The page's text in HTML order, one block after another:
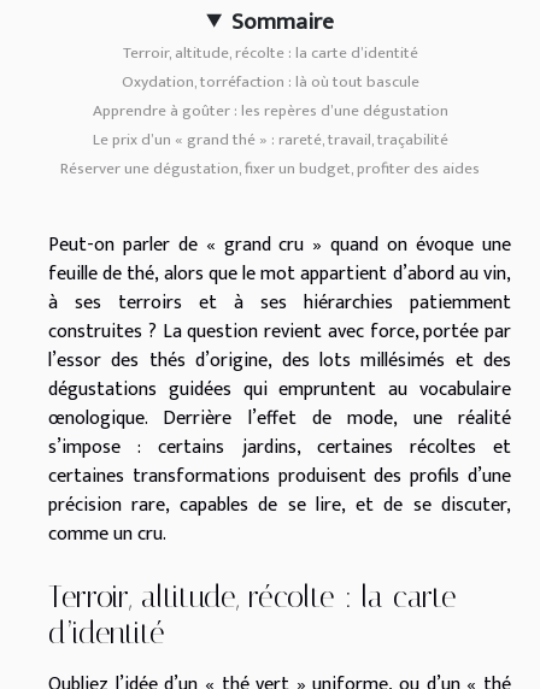
Sommaire
Terroir, altitude, récolte : la carte d’identité
Oxydation, torréfaction : là où tout bascule
Apprendre à goûter : les repères d’une dégustation
Le prix d’un « grand thé » : rareté, travail, traçabilité
Réserver une dégustation, fixer un budget, profiter des aides
Peut-on parler de « grand cru » quand on évoque une
feuille de thé, alors que le mot appartient d’abord au vin,
à ses terroirs et à ses hiérarchies patiemment
construites ? La question revient avec force, portée par
l’essor des thés d’origine, des lots millésimés et des
dégustations guidées qui empruntent au vocabulaire
œnologique. Derrière l’effet de mode, une réalité
s’impose : certains jardins, certaines récoltes et
certaines transformations produisent des profils d’une
précision rare, capables de se lire, et de se discuter,
comme un cru.
Terroir, altitude, récolte : la carte
d’identité